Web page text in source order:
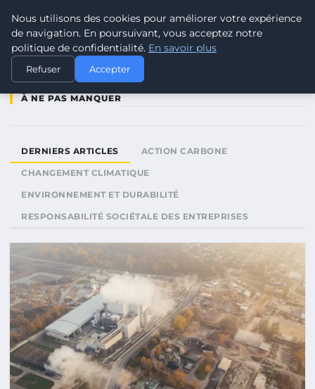
CLIMATE RESPONSE BLOG
À NE PAS MANQUER
DERNIERS ARTICLES ACTION CARBONE
CHANGEMENT CLIMATIQUE
ENVIRONNEMENT ET DURABILITÉ
RESPONSABILITÉ SOCIÉTALE DES ENTREPRISES
Nous utilisons des cookies pour améliorer votre expérience
de navigation. En poursuivant, vous acceptez notre
politique de confidentialité. En savoir plus
Refuser Accepter